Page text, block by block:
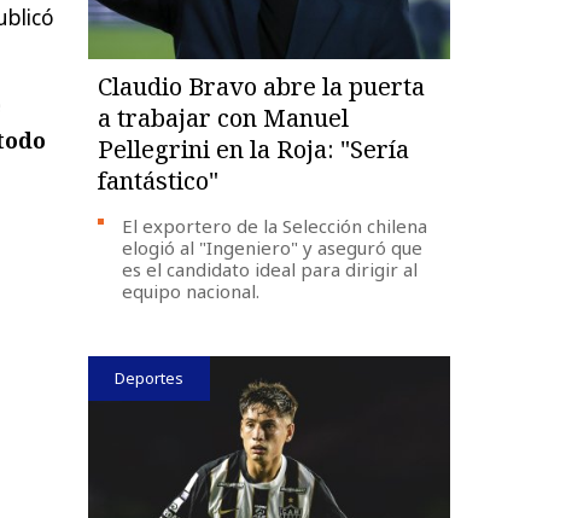
Claudio Bravo abre la puerta
a trabajar con Manuel
Pellegrini en la Roja: "Sería
fantástico"
El exportero de la Selección chilena
elogió al "Ingeniero" y aseguró que
es el candidato ideal para dirigir al
equipo nacional.
Deportes